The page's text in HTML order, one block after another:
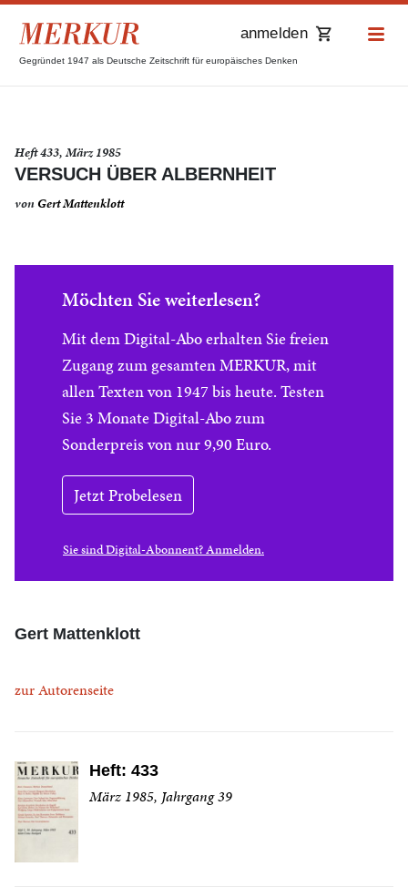
Gegründet 1947 als Deutsche Zeitschrift für europäisches Denken
anmelden
Heft 433, März 1985
VERSUCH ÜBER ALBERNHEIT
vonGert Mattenklott
Möchten Sie weiterlesen?
Mit dem Digital-Abo erhalten Sie freien
Zugang zum gesamten MERKUR, mit
allen Texten von 1947 bis heute. Testen
Sie 3 Monate Digital-Abo zum
Sonderpreis von nur 9,90 Euro.
Jetzt Probelesen
Sie sind Digital-Abonnent? Anmelden.
Gert Mattenklott
zur Autorenseite
Heft: 433
März 1985, Jahrgang 39